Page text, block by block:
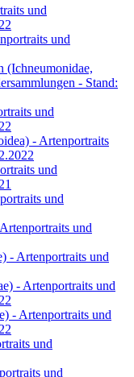
und
und
(Ichneumonidae,
- Stand:
und
- Artenportraits
und
und
und
- Artenportraits und
- Artenportraits und
- Artenportraits und
und
und